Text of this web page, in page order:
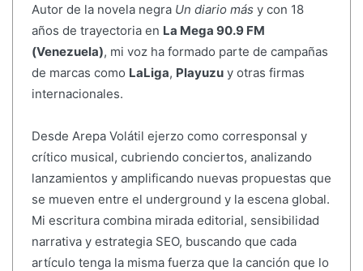
Autor de la novela negra Un diario más y con 18
años de trayectoria en La Mega 90.9 FM
(Venezuela), mi voz ha formado parte de campañas
de marcas como LaLiga, Playuzuy otras firmas
internacionales.
Desde Arepa Volátil ejerzo como corresponsal y
crítico musical, cubriendo conciertos, analizando
lanzamientos y amplificando nuevas propuestas que
se mueven entre el underground y la escena global.
Mi escritura combina mirada editorial, sensibilidad
narrativa y estrategia SEO, buscando que cada
artículo tenga la misma fuerza que la canción que lo